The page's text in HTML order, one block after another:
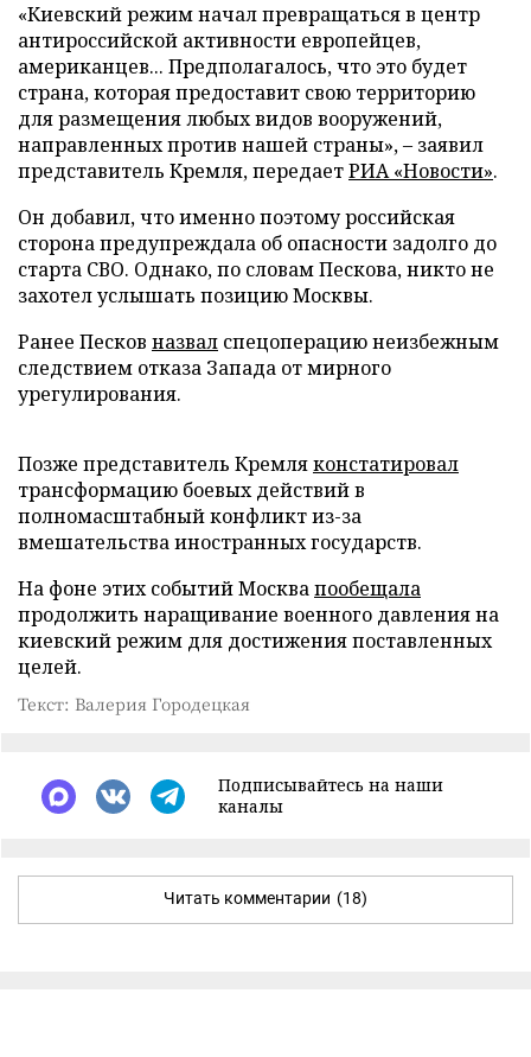
«Киевский режим начал превращаться в центр
антироссийской активности европейцев,
американцев... Предполагалось, что это будет
страна, которая предоставит свою территорию
для размещения любых видов вооружений,
направленных против нашей страны», – заявил
представитель Кремля, передаетРИА «Новости».
Он добавил, что именно поэтому российская
сторона предупреждала об опасности задолго до
старта СВО. Однако, по словам Пескова, никто не
захотел услышать позицию Москвы.
Ранее Песков назвал спецоперацию неизбежным
следствием отказа Запада от мирного
урегулирования.
Позже представитель Кремляконстатировал
трансформацию боевых действий в
полномасштабный конфликт из-за
вмешательства иностранных государств.
На фоне этих событий Москвапообещала
продолжить наращивание военного давления на
киевский режим для достижения поставленных
целей.
Текст: Валерия Городецкая
Подписывайтесь на наши
каналы
Читать комментарии (18)